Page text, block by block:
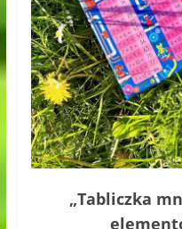
„Tabliczka